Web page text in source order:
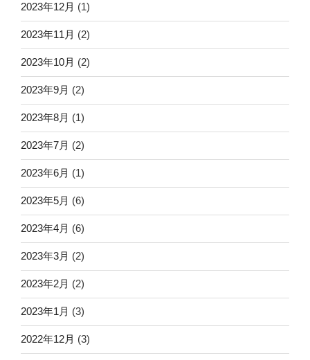
2023年12月 (1)
2023年11月 (2)
2023年10月 (2)
2023年9月 (2)
2023年8月 (1)
2023年7月 (2)
2023年6月 (1)
2023年5月 (6)
2023年4月 (6)
2023年3月 (2)
2023年2月 (2)
2023年1月 (3)
2022年12月 (3)